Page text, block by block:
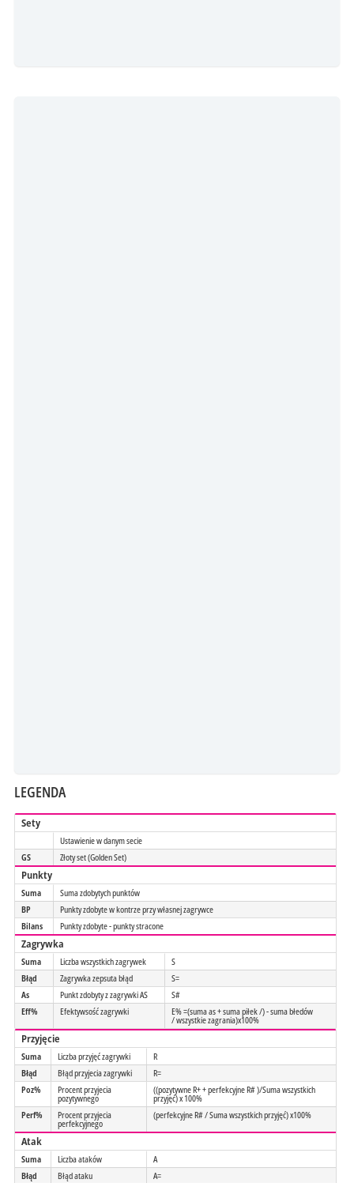
LEGENDA
Sety
Ustawienie w danym secie
GS
Złoty set (Golden Set)
Punkty
Suma
Suma zdobytych punktów
BP
Punkty zdobyte w kontrze przy własnej zagrywce
Bilans
Punkty zdobyte - punkty stracone
Zagrywka
Suma Liczba wszystkich zagrywek
S
Błąd
Zagrywka zepsuta błąd
S=
As
Punkt zdobyty z zagrywki AS
S#
Eff%
Efektywsość zagrywki E% =(suma as + suma piłek /) - suma błedów
/ wszystkie zagrania)x100%
Przyjęcie
Suma Liczba przyjęć zagrywki
R
Błąd
Błąd przyjecia zagrywki
R=
Poz%
Procent przyjecia
pozytywnego
((pozytywne R+ + perfekcyjne R# )/Suma wszystkich
przyjęć) x 100%
Perf%
Procent przyjecia
perfekcyjnego
(perfekcyjne R# / Suma wszystkich przyjęć) x100%
Atak
Suma Liczba ataków
A
Błąd
Błąd ataku
A=